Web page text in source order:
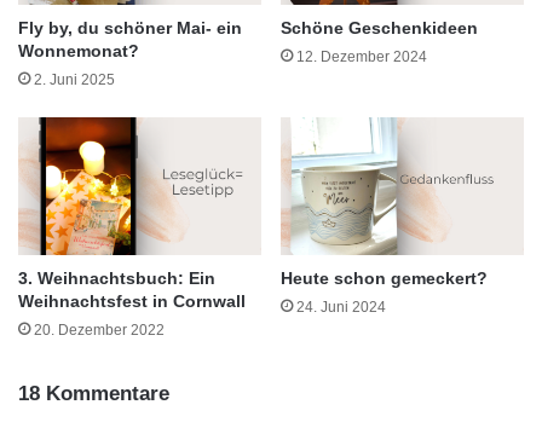
Fly by, du schöner Mai- ein
Wonnemonat?
2. Juni 2025
Schöne Geschenkideen
12. Dezember 2024
3. Weihnachtsbuch: Ein
Weihnachtsfest in Cornwall
20. Dezember 2022
Heute schon gemeckert?
24. Juni 2024
18 Kommentare